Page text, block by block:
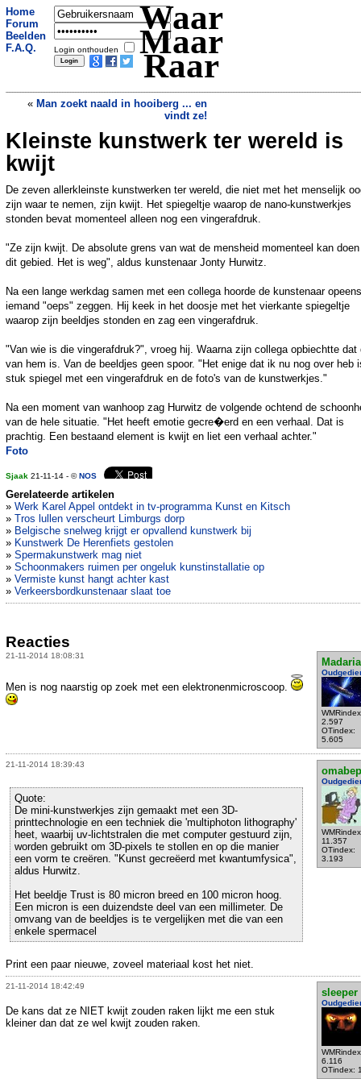
Home
Forum
Beelden
F.A.Q.
Login onthouden
Waar
Maar
Raar
« Man zoekt naald in hooiberg ... en
vindt ze!
Stem-operaties in opmars in China »
Kleinste kunstwerk ter wereld is
kwijt
De zeven allerkleinste kunstwerken ter wereld, die niet met het menselijk
zijn waar te nemen, zijn kwijt. Het spiegeltje waarop de nano-kunstwerkjes
stonden bevat momenteel alleen nog een vingerafdruk.
"Ze zijn kwijt. De absolute grens van wat de mensheid momenteel kan
dit gebied. Het is weg", aldus kunstenaar Jonty Hurwitz.
Na een lange werkdag samen met een collega hoorde de kunstenaar opeens
iemand "oeps" zeggen. Hij keek in het doosje met het vierkante spiegeltje
waarop zijn beeldjes stonden en zag een vingerafdruk.
"Van wie is die vingerafdruk?", vroeg hij. Waarna zijn collega opbiechtte dat
van hem is. Van de beeldjes geen spoor. "Het enige dat ik nu nog over heb
stuk spiegel met een vingerafdruk en de foto's van de kunstwerkjes."
Na een moment van wanhoop zag Hurwitz de volgende ochtend de
van de hele situatie. "Het heeft emotie gecre�erd en een verhaal. Dat is
prachtig. Een bestaand element is kwijt en liet een verhaal achter."
Foto
Sjaak 21-11-14 - ©NOS
Gerelateerde artikelen
» Werk Karel Appel ontdekt in tv-programma Kunst en Kitsch
» Tros lullen verscheurt Limburgs dorp
» Belgische snelweg krijgt er opvallend kunstwerk bij
» Kunstwerk De Herenfiets gestolen
» Spermakunstwerk mag niet
» Schoonmakers ruimen per ongeluk kunstinstallatie op
» Vermiste kunst hangt achter kast
» Verkeersbordkunstenaar slaat toe
Reacties
21-11-2014 18:08:31
2.597
OTindex:
5.605
Men is nog naarstig op zoek met een elektronenmicroscoop.
21-11-2014 18:39:43
omabep
11.357
OTindex:
3.193
Quote:
De mini-kunstwerkjes zijn gemaakt met een 3D-
printtechnologie en een techniek die 'multiphoton lithography'
heet, waarbij uv-lichtstralen die met computer gestuurd zijn,
worden gebruikt om 3D-pixels te stollen en op die manier
een vorm te creëren. "Kunst gecreëerd met kwantumfysica",
aldus Hurwitz.
Het beeldje Trust is 80 micron breed en 100 micron hoog.
Een micron is een duizendste deel van een millimeter. De
omvang van de beeldjes is te vergelijken met die van een
enkele spermacel
Print een paar nieuwe, zoveel materiaal kost het niet.
21-11-2014 18:42:49
sleeper
6.116
OTindex:
De kans dat ze NIET kwijt zouden raken lijkt me een stuk
kleiner dan dat ze wel kwijt zouden raken.